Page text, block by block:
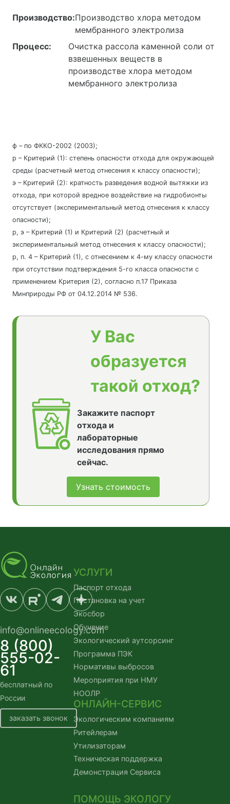
Производство:Производство хлора методом
мембранного электролиза
Процесс:
Очистка рассола каменной соли от
взвешенных веществ в
производстве хлора методом
мембранного электролиза
ф – по ФККО-2002 (2003);
р – Критерий (1): степень опасности отхода для окружающей
среды (расчетный метод отнесения к классу опасности);
э – Критерий (2): кратность разведения водной вытяжки из
отхода, при которой вредное воздействие на гидробионты
отсутствует (экспериментальный метод отнесения к классу
опасности);
р, э – Критерий (1) и Критерий (2) (расчетный и
экспериментальный метод отнесения к классу опасности);
р, п. 4 – Критерий (1), с отнесением к 4-му классу опасности
при отсутствии подтверждения 5-го класса опасности с
применением Критерия (2), согласно п.17 Приказа
Минприроды РФ от 04.12.2014 № 536.
У Вас
образуется
такой отход?
Закажите паспорт
отхода и
лабораторные
исследования прямо
сейчас.
Узнать стоимость
info@onlineecology.com
8 (800)
555-02-
61
бесплатный по
России
заказать звонок
УСЛУГИ
Паспорт отхода
Постановка на учет
Экосбор
Обучение
Экологический аутсорсинг
Программа ПЭК
Нормативы выбросов
Мероприятия при НМУ
НООЛР
ОНЛАЙН-СЕРВИС
Экологическим компаниям
Ритейлерам
Утилизаторам
Техническая поддержка
Демонстрация Сервиса
ПОМОЩЬ ЭКОЛОГУ